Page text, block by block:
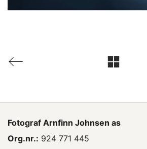
Fotograf Arnfinn Johnsen as
Org.nr.: 924 771 445